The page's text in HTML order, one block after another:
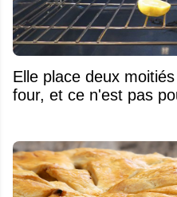
Elle place deux
four, et ce n'est pas